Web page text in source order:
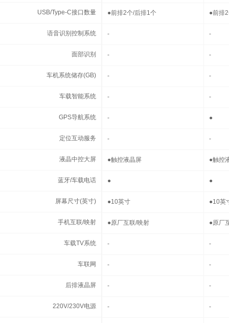
USB/Type-C接口数量 ●前排2个/后排1个 ●前排
语音识别控制系统 - -
面部识别 - -
车机系统储存(GB) - -
车载智能系统 - -
GPS导航系统 - ●
定位互动服务 - -
液晶中控大屏 ●触控液晶屏 ●触控
蓝牙/车载电话 ● ●
屏幕尺寸(英寸) ●10英寸 ●10英
手机互联/映射 ●原厂互联/映射 ●原厂
车载TV系统 - -
车联网 - -
后排液晶屏 - -
220V/230V电源 - -
USB/Type-C接口数量
语音识别控制系统
面部识别
车机系统储存(GB)
车载智能系统
GPS导航系统
定位互动服务
液晶中控大屏
蓝牙/车载电话
屏幕尺寸(英寸)
手机互联/映射
车载TV系统
车联网
后排液晶屏
220V/230V电源